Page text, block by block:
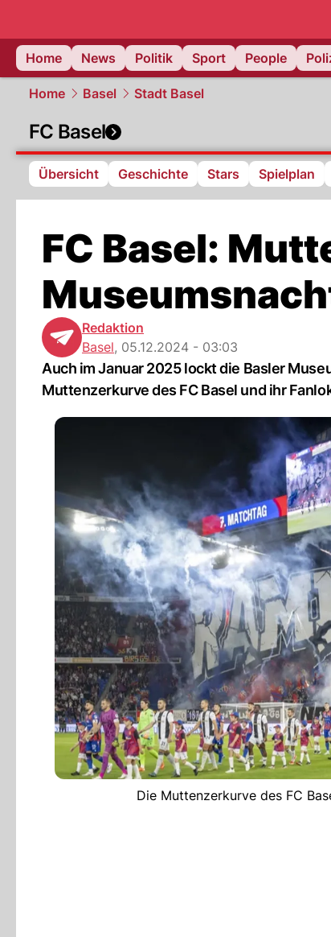
Home
News Politik Sport People
Home Basel Stadt Basel
FC Basel
Übersicht Geschichte Stars Spielplan
FC Basel:
Redaktion
Basel, 05.12.2024 - 03:03
Auch im Januar 2025 lockt die Basler
Muttenzerkurve des FC Basel und ihr
Die Muttenzerkurve des FC